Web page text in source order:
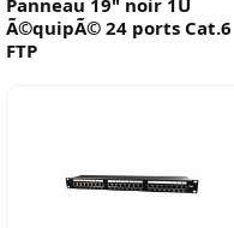
Ã©quipÃ© 24 ports Cat.6
FTP